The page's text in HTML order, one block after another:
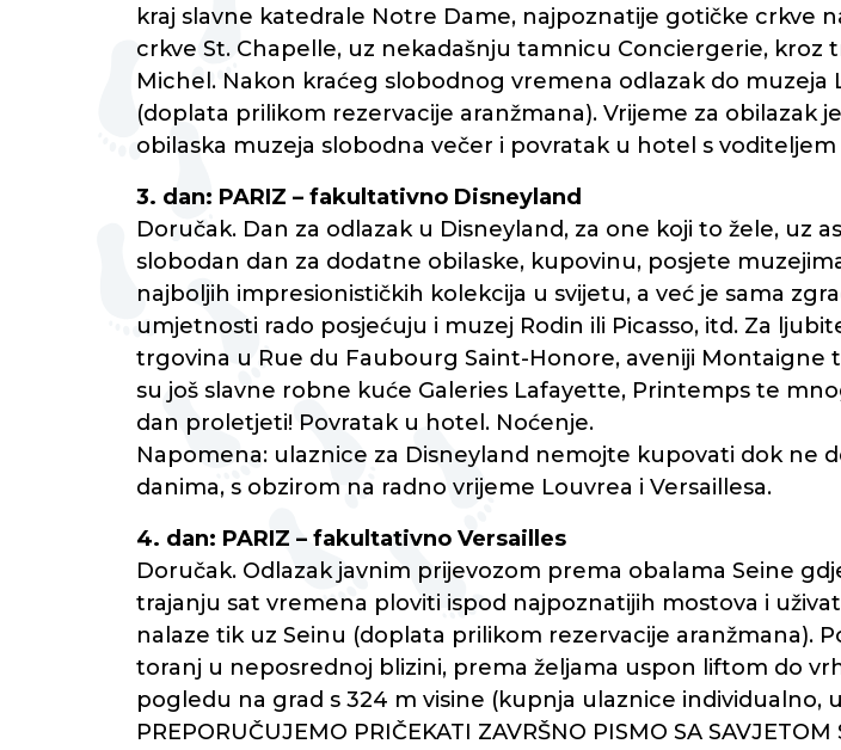
kraj slavne katedrale Notre Dame, najpoznatije gotičke crkve
crkve St. Chapelle, uz nekadašnju tamnicu Conciergerie,
Michel. Nakon kraćeg slobodnog vremena odlazak do
(doplata prilikom rezervacije aranžmana). Vrijeme za obilazak
obilaska muzeja slobodna večer i povratak u hotel s
3. dan: PARIZ – fakultativno Disneyland
Doručak. Dan za odlazak u Disneyland, za one koji to žele, uz
slobodan dan za dodatne obilaske, kupovinu, posjete
najboljih impresionističkih kolekcija u svijetu, a već je sama
umjetnosti rado posjećuju i muzej Rodin ili Picasso, itd. Za
trgovina u Rue du Faubourg Saint-Honore, aveniji Montaigne
su još slavne robne kuće Galeries Lafayette, Printemps te
dan proletjeti! Povratak u hotel. Noćenje.
Napomena: ulaznice za Disneyland nemojte kupovati dok ne
danima, s obzirom na radno vrijeme Louvrea i Versaillesa.
4. dan: PARIZ – fakultativno Versailles
Doručak. Odlazak javnim prijevozom prema obalama Seine
trajanju sat vremena ploviti ispod najpoznatijih mostova i
nalaze tik uz Seinu (doplata prilikom rezervacije aranžmana).
toranj u neposrednoj blizini, prema željama uspon liftom do
pogledu na grad s 324 m visine (kupnja ulaznice individualno,
PREPORUČUJEMO PRIČEKATI ZAVRŠNO PISMO SA